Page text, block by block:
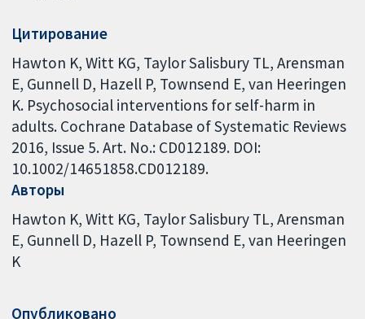
Цитирование
Hawton K, Witt KG, Taylor Salisbury TL, Arensman
E, Gunnell D, Hazell P, Townsend E, van Heeringen
K. Psychosocial interventions for self-harm in
adults. Cochrane Database of Systematic Reviews
2016, Issue 5. Art. No.: CD012189. DOI:
10.1002/14651858.CD012189.
Авторы
Hawton K Witt KG Taylor Salisbury TL Arensman
E Gunnell D Hazell P Townsend E van Heeringen
K
Опубликовано